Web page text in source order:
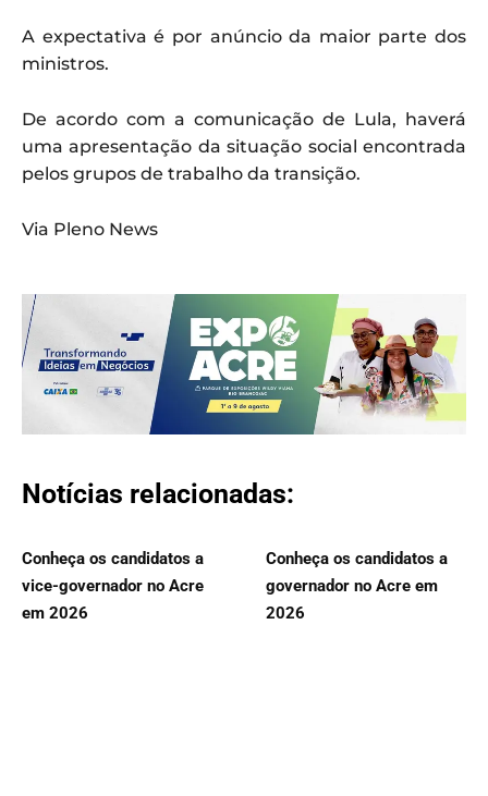
A expectativa é por anúncio da maior parte dos
ministros.
De acordo com a comunicação de Lula, haverá
uma apresentação da situação social encontrada
pelos grupos de trabalho da transição.
Via Pleno News
Notícias relacionadas:
Conheça os candidatos a
vice-governador no Acre
em 2026
Conheça os candidatos a
governador no Acre em
2026